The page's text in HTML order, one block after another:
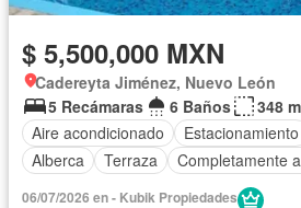
$ 5,500,000 MXN
Cadereyta Jiménez, Nuevo León
5 Recámaras
6 Baños
348
Aire acondicionado
Estacionamiento
Alberca
Terraza Completamente
06/07/2026 en - Kubik Propiedades